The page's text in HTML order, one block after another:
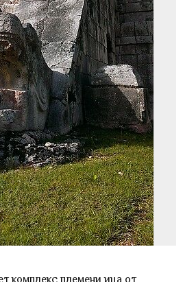
комплекс племени ица от